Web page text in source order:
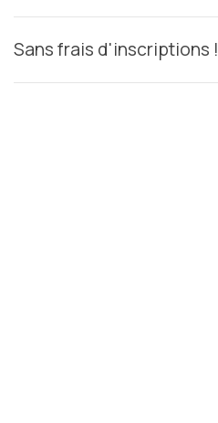
Sans frais d'inscriptions !